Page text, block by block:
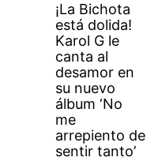
¡La Bichota
está dolida!
Karol G le
canta al
desamor en
su nuevo
álbum ‘No
me
arrepiento de
sentir tanto’